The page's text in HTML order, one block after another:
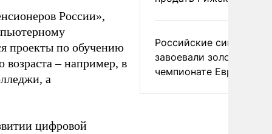
России»,
проекты по обучению
– например, в
а
цифровой
Российские
завоевали золото на
чемпионате Европы